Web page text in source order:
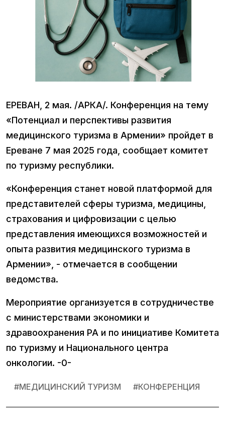
ЕРЕВАН, 2 мая. /АРКА/. Конференция на тему
«Потенциал и перспективы развития
медицинского туризма в Армении» пройдет в
Ереване 7 мая 2025 года, сообщает комитет
по туризму республики.
«Конференция станет новой платформой для
представителей сферы туризма, медицины,
страхования и цифровизации с целью
представления имеющихся возможностей и
опыта развития медицинского туризма в
Армении», - отмечается в сообщении
ведомства.
Мероприятие организуется в сотрудничестве
с министерствами экономики и
здравоохранения РА и по инициативе Комитета
по туризму и Национального центра
онкологии. -0-
#МЕДИЦИНСКИЙ ТУРИЗМ #КОНФЕРЕНЦИЯ